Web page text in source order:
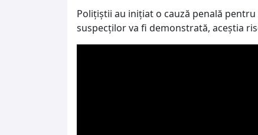
Polițiștii au inițiat o cauză penală
suspecților va fi demonstrată, aceștia